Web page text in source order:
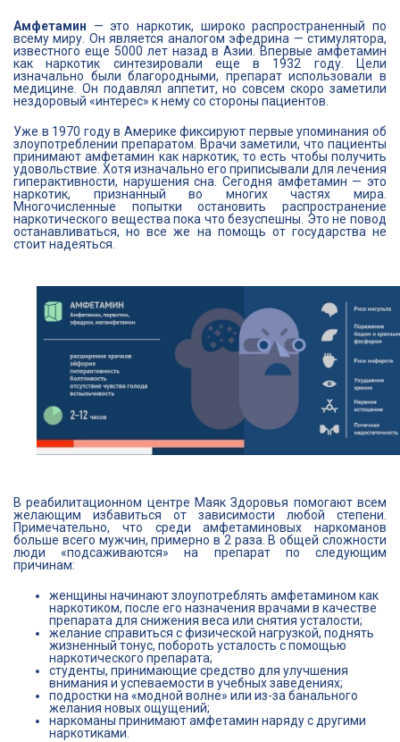
Амфетамин — это наркотик, широко распространенный по
всему миру. Он является аналогом эфедрина — стимулятора,
известного еще 5000 лет назад в Азии. Впервые амфетамин
как наркотик синтезировали еще в 1932 году. Цели
изначально были благородными, препарат использовали в
медицине. Он подавлял аппетит, но совсем скоро заметили
нездоровый «интерес» к нему со стороны пациентов.
Уже в 1970 году в Америке фиксируют первые упоминания об
злоупотреблении препаратом. Врачи заметили, что пациенты
принимают амфетамин как наркотик, то есть чтобы получить
удовольствие. Хотя изначально его приписывали для лечения
гиперактивности, нарушения сна. Сегодня амфетамин — это
наркотик, признанный во многих частях мира.
Многочисленные попытки остановить распространение
наркотического вещества пока что безуспешны. Это не повод
останавливаться, но все же на помощь от государства не
стоит надеяться.
В реабилитационном центре Маяк Здоровья помогают всем
желающим избавиться от зависимости любой степени.
Примечательно, что среди амфетаминовых наркоманов
больше всего мужчин, примерно в 2 раза. В общей сложности
люди «подсаживаются» на препарат по следующим
причинам:
женщины начинают злоупотреблять амфетамином как
наркотиком, после его назначения врачами в качестве
препарата для снижения веса или снятия усталости;
желание справиться с физической нагрузкой, поднять
жизненный тонус, побороть усталость с помощью
наркотического препарата;
студенты, принимающие средство для улучшения
внимания и успеваемости в учебных заведениях;
подростки на «модной волне» или из-за банального
желания новых ощущений;
наркоманы принимают амфетамин наряду с другими
наркотиками.